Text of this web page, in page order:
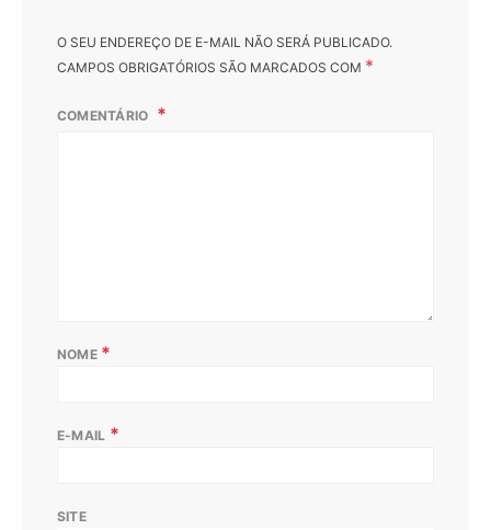
O SEU ENDEREÇO DE E-MAIL NÃO SERÁ PUBLICADO.
CAMPOS OBRIGATÓRIOS SÃO MARCADOS COM *
COMENTÁRIO
NOME *
E-MAIL *
SITE